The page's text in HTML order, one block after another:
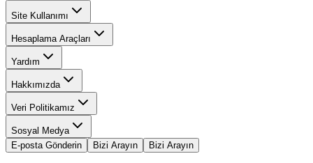
Site Kullanımı
Hesaplama Araçları
Yardım
Hakkımızda
Veri Politikamız
Sosyal Medya
E-posta Gönderin
Bizi Arayın Bizi Arayın